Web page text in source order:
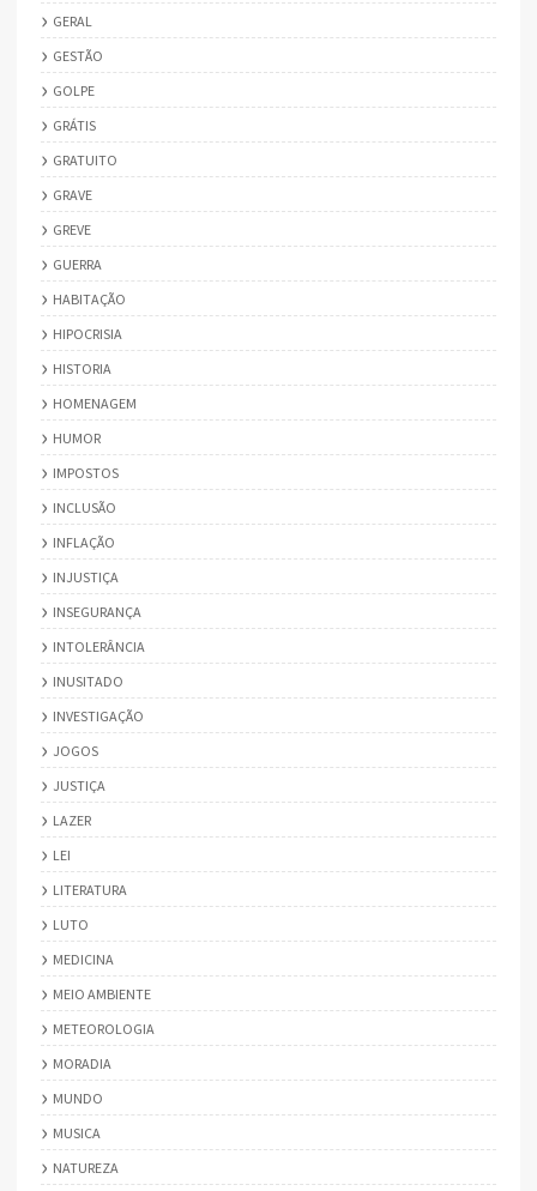
GERAL
GESTÃO
GOLPE
GRÁTIS
GRATUITO
GRAVE
GREVE
GUERRA
HABITAÇÃO
HIPOCRISIA
HISTORIA
HOMENAGEM
HUMOR
IMPOSTOS
INCLUSÃO
INFLAÇÃO
INJUSTIÇA
INSEGURANÇA
INTOLERÂNCIA
INUSITADO
INVESTIGAÇÃO
JOGOS
JUSTIÇA
LAZER
LEI
LITERATURA
LUTO
MEDICINA
MEIO AMBIENTE
METEOROLOGIA
MORADIA
MUNDO
MUSICA
NATUREZA